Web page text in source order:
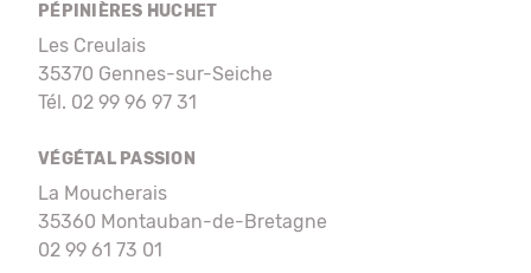
PÉPINIÈRES HUCHET
Les Creulais
35370 Gennes-sur-Seiche
Tél. 02 99 96 97 31
VÉGÉTAL PASSION
La Moucherais
35360 Montauban-de-Bretagne
02 99 61 73 01